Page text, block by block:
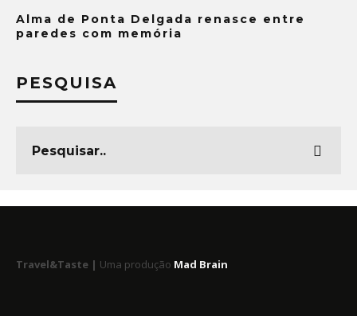
Alma de Ponta Delgada renasce entre
paredes com memória
PESQUISA
Travel&Taste | Uma produção Mad Brain